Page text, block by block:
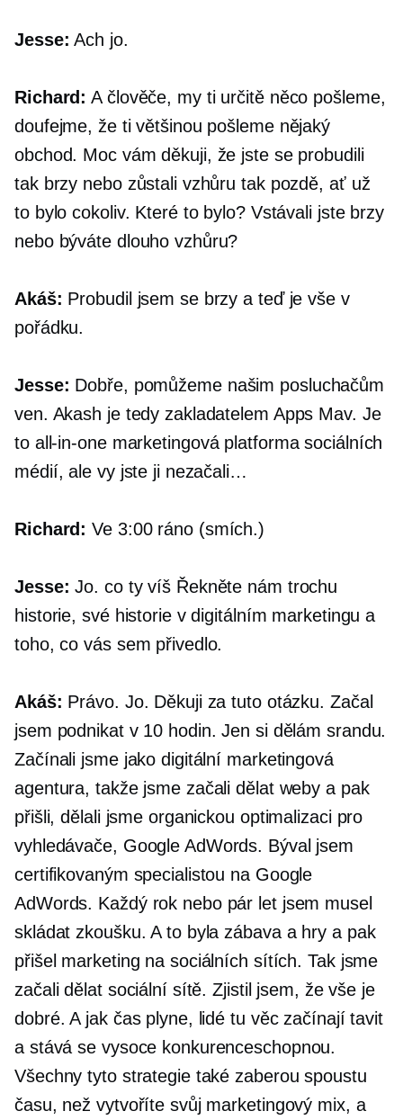
Jesse: Ach jo.
Richard: A člověče, my ti určitě něco pošleme,
doufejme, že ti většinou pošleme nějaký
obchod. Moc vám děkuji, že jste se probudili
tak brzy nebo zůstali vzhůru tak pozdě, ať už
to bylo cokoliv. Které to bylo? Vstávali jste brzy
nebo býváte dlouho vzhůru?
Akáš: Probudil jsem se brzy a teď je vše v
pořádku.
Jesse: Dobře, pomůžeme našim posluchačům
ven. Akash je tedy zakladatelem Apps Mav. Je
to all-in-onemarketingová platforma sociálních
médií, ale vy jste ji nezačali…
Richard: Ve 3:00 ráno (smích.)
Jesse: Jo. co ty víš Řekněte nám trochu
historie, své historie v digitálním marketingu a
toho, co vás sem přivedlo.
Akáš: Právo. Jo. Děkuji za tuto otázku. Začal
jsem podnikat v 10 hodin. Jen si dělám srandu.
Začínali jsme jako digitální marketingová
agentura, takže jsme začali dělat weby a pak
přišli, dělali jsme organickou optimalizaci pro
vyhledávače, Google AdWords. Býval jsem
certifikovaným specialistou na Google
AdWords. Každý rok nebo pár let jsem musel
skládat zkoušku. A to byla zábava a hry a pak
přišel marketing na sociálních sítích. Tak jsme
začali dělat sociální sítě. Zjistil jsem, že vše je
dobré. A jak čas plyne, lidé tu věc začínají tavit
a stává se vysoce konkurenceschopnou.
Všechny tyto strategie také zaberou spoustu
času, než vytvoříte svůj marketingový mix, a